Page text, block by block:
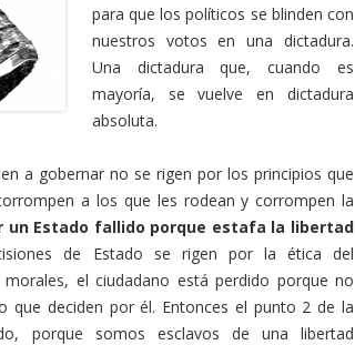
para que los políticos se blinden con
nuestros votos en una dictadura.
Una dictadura que, cuando es
mayoría, se vuelve en dictadura
absoluta.
a gobernar no se rigen por los principios que
a los que les rodean y corrompen la
un Estado fallido porque estafa la libertad
de Estado se rigen por la ética del
el ciudadano está perdido porque no
que deciden por él. Entonces el punto 2 de la
porque somos esclavos de una libertad